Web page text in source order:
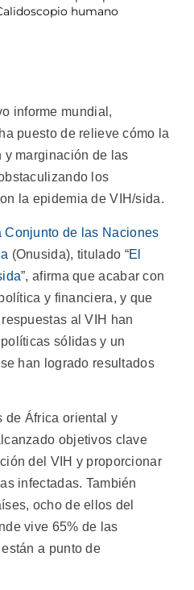
humano
informe mundial,
puesto de relieve cómo la
marginación de las
los
la epidemia de VIH/sida.
Conjunto de las Naciones
(Onusida), titulado “El
”, afirma que acabar con
y financiera, y que
al VIH han
sólidas y un
han logrado resultados
de África oriental y
objetivos clave
del VIH y proporcionar
infectadas. También
ocho de ellos del
vive 65% de las
a punto de